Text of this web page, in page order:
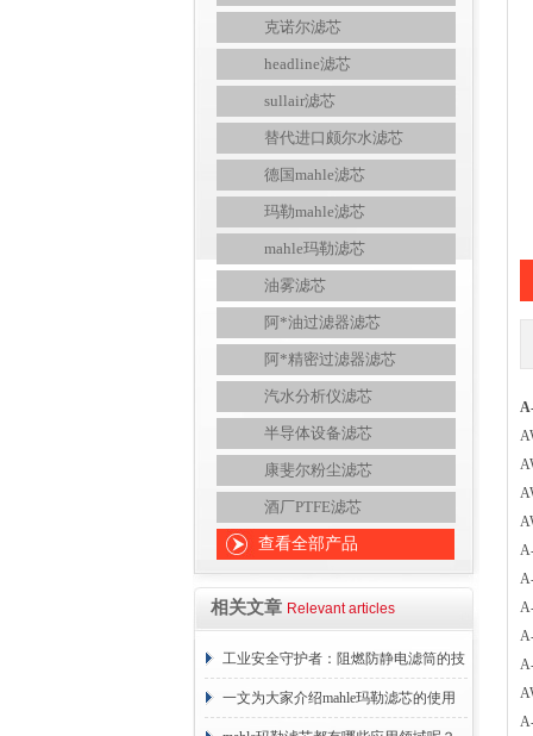
克诺尔滤芯
headline滤芯
sullair滤芯
替代进口颇尔水滤芯
德国mahle滤芯
玛勒mahle滤芯
mahle玛勒滤芯
油雾滤芯
阿*油过滤器滤芯
阿*精密过滤器滤芯
汽水分析仪滤芯
半导体设备滤芯
康斐尔粉尘滤芯
酒厂PTFE滤芯
查看全部产品
相关文章 Relevant articles
工业安全守护者：阻燃防静电滤筒的技
术原理与应用解析
一文为大家介绍mahle玛勒滤芯的使用